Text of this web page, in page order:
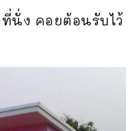
นั่ง คอยต้อนรับไว้